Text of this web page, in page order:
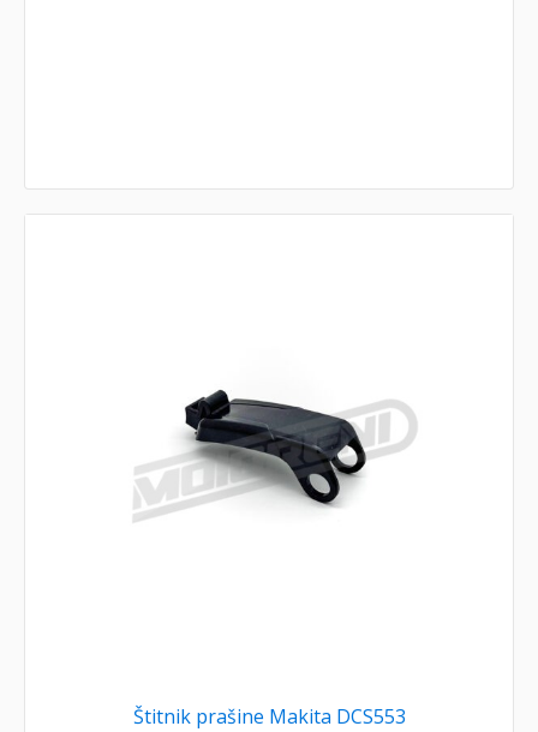
Štitnik prašine Makita DCS553